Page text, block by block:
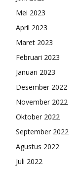
Mei 2023
April 2023
Maret 2023
Februari 2023
Januari 2023
Desember 2022
November 2022
Oktober 2022
September 2022
Agustus 2022
Juli 2022